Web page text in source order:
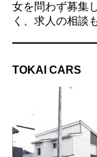
女を問わず募集
く、求人の相談
TOKAI CARS